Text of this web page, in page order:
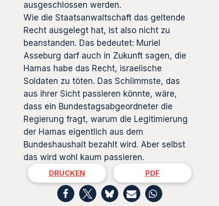
ausgeschlossen werden.
Wie die Staatsanwaltschaft das geltende
Recht ausgelegt hat, ist also nicht zu
beanstanden. Das bedeutet: Muriel
Asseburg darf auch in Zukunft sagen, die
Hamas habe das Recht, israelische
Soldaten zu töten. Das Schlimmste, das
aus ihrer Sicht passieren könnte, wäre,
dass ein Bundestagsabgeordneter die
Regierung fragt, warum die Legitimierung
der Hamas eigentlich aus dem
Bundeshaushalt bezahlt wird. Aber selbst
das wird wohl kaum passieren.
DRUCKEN PDF